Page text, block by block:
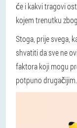
će i kakvi tragovi
kojem trenutku
Stoga, prije svega,
shvatiti da sve ne
faktora koji mogu
potpuno drugačijim.